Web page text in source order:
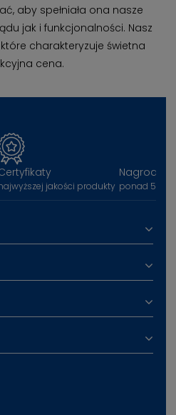
aby spełniała ona nasze
jak i funkcjonalności. Nasz
charakteryzuje świetna
cena.
jakości produkty
Nagrody
ponad 50